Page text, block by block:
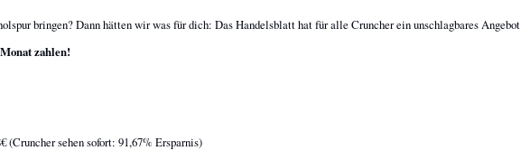
bringen? Dann hätten wir was für dich: Das Handelsblatt hat für alle Cruncher ein unschlagbares Angebot
zahlen!
(Cruncher sehen sofort: 91,67% Ersparnis)